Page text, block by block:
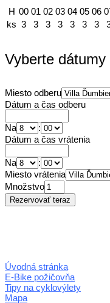
H 00 01 02 03 04 05 06
ks 3 3 3 3 3 3 3
Vyberte
Miesto odberu
Dátum a čas odberu
Na
:
Dátum a čas vrátenia
Na
:
Miesto vrátenia
Množstvo
Úvodná stránka
E-Bike požičovňa
Tipy na cyklovýlety
Mapa